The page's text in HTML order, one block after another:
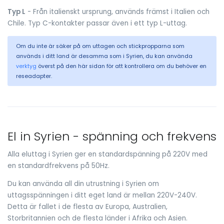
Typ L - Från italienskt ursprung, används främst i Italien och
Chile. Typ C-kontakter passar även i ett typ L-uttag.
Om du inte är säker på om uttagen och stickpropparna som
används i ditt land är desamma som i Syrien, du kan använda
verktyg överst på den här sidan för att kontrollera om du behöver en
reseadapter.
El in Syrien - spänning och frekvens
Alla eluttag i Syrien ger en standardspänning på 220V med
en standardfrekvens på 50Hz.
Du kan använda all din utrustning i Syrien om
uttagsspänningen i ditt eget land är mellan 220V-240V.
Detta är fallet i de flesta av Europa, Australien,
Storbritannien och de flesta länder i Afrika och Asien.